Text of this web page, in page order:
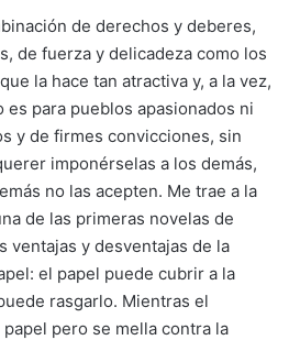
de derechos y deberes,
de fuerza y delicadeza como los
la hace tan atractiva y, a la vez,
es para pueblos apasionados ni
y de firmes convicciones, sin
imponérselas a los demás,
no las acepten. Me trae a la
de las primeras novelas de
ventajas y desventajas de la
el papel puede cubrir a la
rasgarlo. Mientras el
pero se mella contra la